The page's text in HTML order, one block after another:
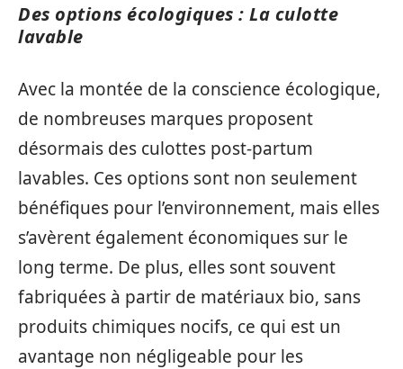
Des options écologiques : La culotte
lavable
Avec la montée de la conscience écologique,
de nombreuses marques proposent
désormais des culottes post-partum
lavables. Ces options sont non seulement
bénéfiques pour l’environnement, mais elles
s’avèrent également économiques sur le
long terme. De plus, elles sont souvent
fabriquées à partir de matériaux bio, sans
produits chimiques nocifs, ce qui est un
avantage non négligeable pour les